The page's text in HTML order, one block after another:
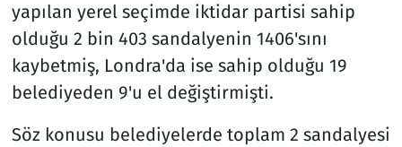
yapılan yerel seçimde iktidar partisi sahip
olduğu 2 bin 403 sandalyenin 1406'sını
kaybetmiş, Londra'da ise sahip olduğu 19
belediyeden 9'u el değiştirmişti.
Söz konusu belediyelerde toplam 2 sandalyesi